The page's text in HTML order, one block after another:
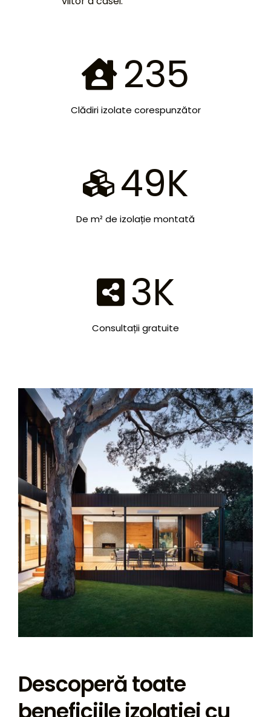
235
Clădiri izolate corespunzător
49K
De m² de izolație montată
3K
Consultații gratuite
Descoperă toate